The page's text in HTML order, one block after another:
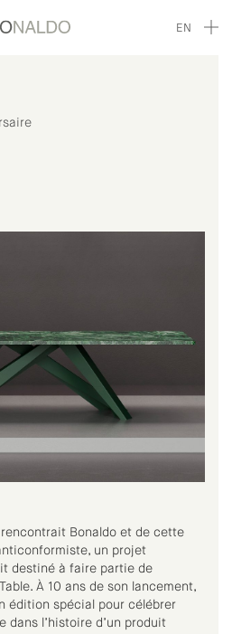
EN
rencontrait Bonaldo et de cette
un projet
destiné à faire partie de
À 10 ans de son lancement,
édition spécial pour célébrer
l’histoire d’un produit